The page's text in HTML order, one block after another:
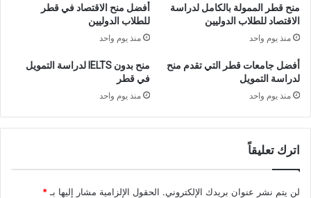
منح قطر الممولة بالكامل لدراسة
الاقتصاد للطلاب الدوليين
منذ يوم واحد
أفضل منح الاقتصاد في قطر
للطلاب الدوليين
منذ يوم واحد
أفضل جامعات قطر التي تقدم منح
لدراسة التمويل
منذ يوم واحد
منح بدون IELTS لدراسة التمويل
في قطر
منذ يوم واحد
اترك تعليقاً
لن يتم نشر عنوان بريدك الإلكتروني. الحقول الإلزامية مشار إليها بـ *